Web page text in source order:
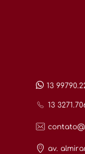
13
13
av.